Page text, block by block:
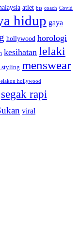
atlet bts coach Covid
hidup gaya
hollywood horologi
kesihatan lelaki
styling menswear
hollywood
segak rapi
viral